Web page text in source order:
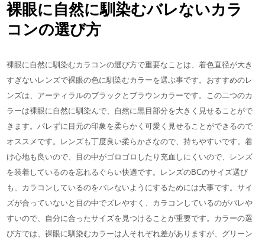
裸眼に自然に馴染むバレないカラ
コンの選び方
裸眼に自然に馴染むカラコンの選び方で重要なことは、着色直径が大き
すぎないレンズで裸眼の色に馴染むカラーを選ぶ事です。おすすめのレ
ンズは、アーティラルのブラックとブラウンカラーです。この二つのカ
ラーは裸眼に自然に馴染んで、自然に黒目部分を大きく見せることがで
きます。バレずに目元の印象を柔らかく可愛く見せることができるので
オススメです。レンズも丁度良い柔らかさなので、持ちやすいです。着
け心地も良いので、目の中がゴロゴロしたり充血しにくいので、レンズ
を装着しているのを忘れるぐらい快適です。レンズのBCのサイズ選び
も、カラコンしているのをバレないようにするためには大事です。サイ
ズが合っていないと目の中でズレやすく、カラコンしているのがバレや
すいので、自分に合ったサイズを見つけることが重要です。カラーの選
び方では、裸眼に馴染むカラーは人それぞれ差がありますが、グリーン